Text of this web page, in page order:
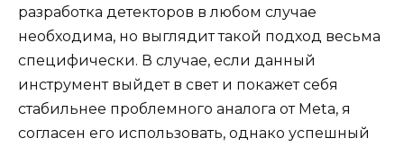
разработка детекторов в любом случае
необходима, но выглядит такой подход весьма
специфически. В случае, если данный
инструмент выйдет в свет и покажет себя
стабильнее проблемного аналога от Meta, я
согласен его использовать, однако успешный